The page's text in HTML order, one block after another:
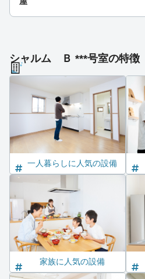
シャルム Ｂ ***号室の特徴
一人暮らしに人気の設備
家族に人気の設備